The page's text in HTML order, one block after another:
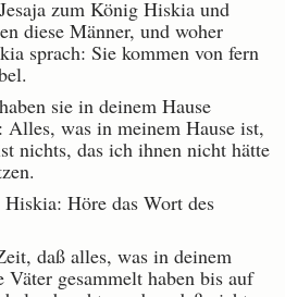
zum König Hiskia und
diese Männer, und woher
sprach: Sie kommen von fern
sie in deinem Hause
Alles, was in meinem Hause ist,
nichts, das ich ihnen nicht hätte
Hiskia: Höre das Wort des
daß alles, was in deinem
Väter gesammelt haben bis auf